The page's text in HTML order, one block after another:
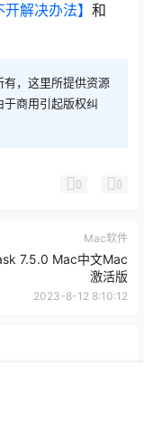
解决办法】 和
，这里所提供资源
商用引起版权纠
0 0
Mac软件
7.5.0 Mac中文Mac
激活版
2023-8-12 8:10:12